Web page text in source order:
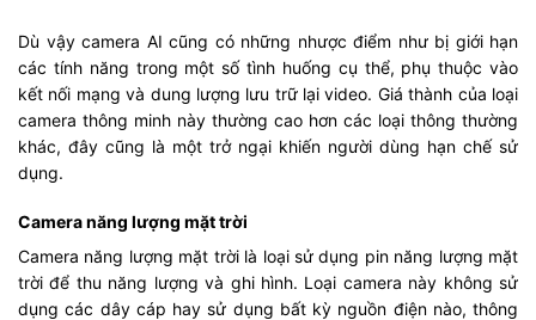
Dù vậy camera AI cũng có những nhược điểm như bị giới hạn
các tính năng trong một số tình huống cụ thể, phụ thuộc vào
kết nối mạng và dung lượng lưu trữ lại video. Giá thành của loại
camera thông minh này thường cao hơn các loại thông thường
khác, đây cũng là một trở ngại khiến người dùng hạn chế sử
dụng.
Camera năng lượng mặt trời
Camera năng lượng mặt trời là loại sử dụng pin năng lượng mặt
trời để thu năng lượng và ghi hình. Loại camera này không sử
dụng các dây cáp hay sử dụng bất kỳ nguồn điện nào, thông